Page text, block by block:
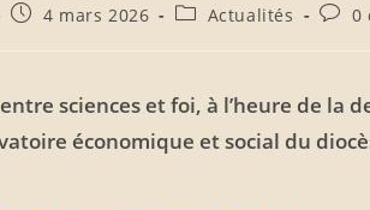
4 mars 2026 Actualités 0
sciences et foi, à l’heure de la
économique et social du